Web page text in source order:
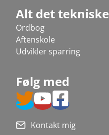
Alt det tekniske
Ordbog
Aftenskole
Udvikler sparring
Følg med
Kontakt mig